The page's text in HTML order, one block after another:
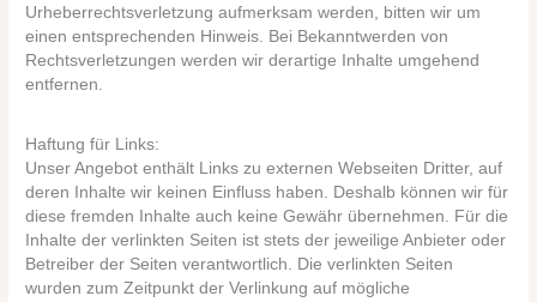
Urheberrechtsverletzung aufmerksam werden, bitten wir um
einen entsprechenden Hinweis. Bei Bekanntwerden von
Rechtsverletzungen werden wir derartige Inhalte umgehend
entfernen.
Haftung für Links:
Unser Angebot enthält Links zu externen Webseiten Dritter, auf
deren Inhalte wir keinen Einfluss haben. Deshalb können wir für
diese fremden Inhalte auch keine Gewähr übernehmen. Für die
Inhalte der verlinkten Seiten ist stets der jeweilige Anbieter oder
Betreiber der Seiten verantwortlich. Die verlinkten Seiten
wurden zum Zeitpunkt der Verlinkung auf mögliche